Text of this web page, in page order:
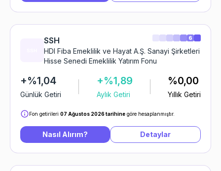
SSH
HDI Fiba Emeklilik ve Hayat A.Ş. Sanayi Şirketleri
Hisse Senedi Emeklilik Yatırım Fonu
+%1,04
Günlük Getiri
+%1,89
Aylık Getiri
%0,00
Yıllık Getiri
Fon getirileri 07 Ağustos 2026 tarihine göre hesaplanmıştır.
Nasıl Alırım? Detaylar
6